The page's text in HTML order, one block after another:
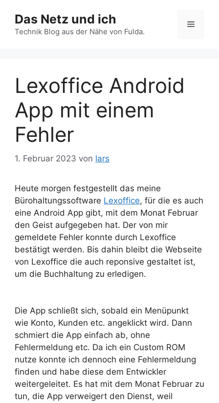
Inhalt
springen
Das Netz und ich
Technik Blog aus der Nähe von Fulda.
Menü
Lexoffice Android
App mit einem
Fehler
1. Februar 2023 von lars
Heute morgen festgestellt das meine
Bürohaltungssoftware Lexoffice, für die es auch
eine Android App gibt, mit dem Monat Februar
den Geist aufgegeben hat. Der von mir
gemeldete Fehler konnte durch Lexoffice
bestätigt werden. Bis dahin bleibt die Webseite
von Lexoffice die auch reponsive gestaltet ist,
um die Buchhaltung zu erledigen.
Die App schließt sich, sobald ein Menüpunkt
wie Konto, Kunden etc. angeklickt wird. Dann
schmiert die App einfach ab, ohne
Fehlermeldung etc. Da ich ein Custom ROM
nutze konnte ich dennoch eine Fehlermeldung
finden und habe diese dem Entwickler
weitergeleitet. Es hat mit dem Monat Februar zu
tun, die App verweigert den Dienst, weil